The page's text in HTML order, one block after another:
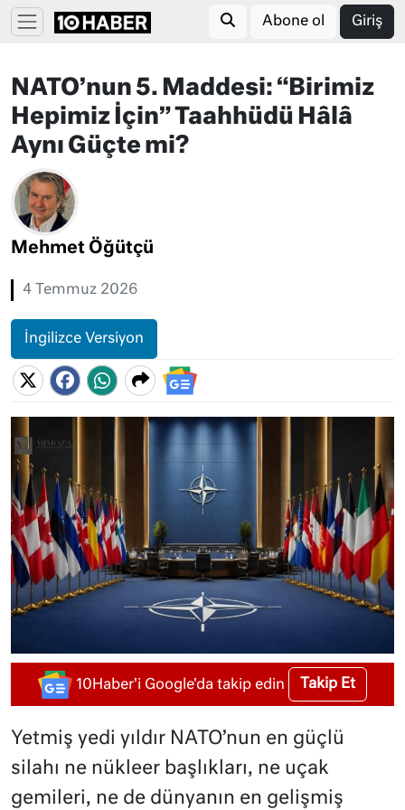
Abone ol Giriş
NATO’nun 5. Maddesi: “Birimiz
Hepimiz İçin” Taahhüdü Hâlâ
Aynı Güçte mi?
Mehmet Öğütçü
4 Temmuz 2026
İngilizce Versiyon
10Haber'i Google'da takip edin Takip Et
Yetmiş yedi yıldır NATO’nun en güçlü
silahı ne nükleer başlıkları, ne uçak
gemileri, ne de dünyanın en gelişmiş